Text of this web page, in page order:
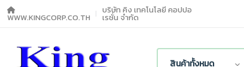
WWW.KINGCORP.CO.TH
บริษัท คิง เทคโนโลยี คอปปอ
เรชั่น จำกัด
สินค้าทั้งหมด